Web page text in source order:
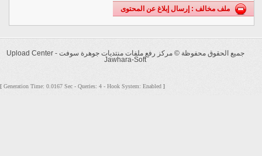
ملف مخالف : إرسال إبلاغ عن المحتوى
جميع الحقوق محفوظة ©
مركز رفع ملفات منتديات جوهرة سوفت - Upload Center
Jawhara-Soft
[Generation Time: 0.0167 Sec - Queries: 4 - Hook System: Enabled